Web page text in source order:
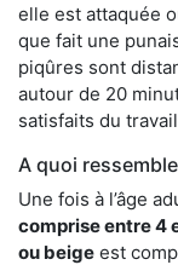
elle est attaquée
que fait une
piqûres sont
autour de 20
satisfaits du
A quoi
Une fois à l’âge
comprise entre 4
ou beige est